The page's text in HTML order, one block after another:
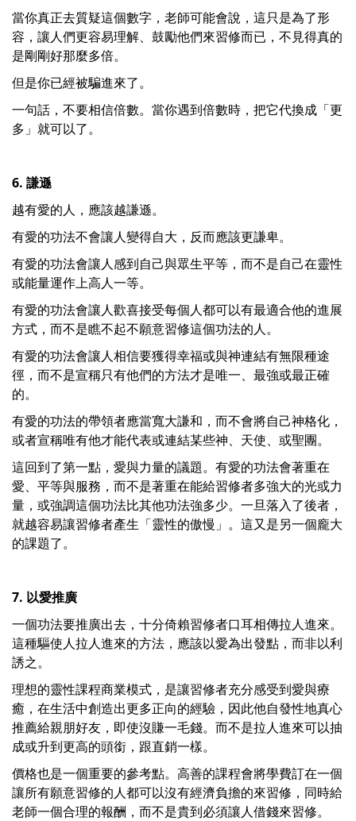
當你真正去質疑這個數字，老師可能會說，這只是為了形
容，讓人們更容易理解、鼓勵他們來習修而已，不見得真的
是剛剛好那麼多倍。
但是你已經被騙進來了。
一句話，不要相信倍數。當你遇到倍數時，把它代換成「更
多」就可以了。
6. 謙遜
越有愛的人，應該越謙遜。
有愛的功法不會讓人變得自大，反而應該更謙卑。
有愛的功法會讓人感到自己與眾生平等，而不是自己在靈性
或能量運作上高人一等。
有愛的功法會讓人歡喜接受每個人都可以有最適合他的進展
方式，而不是瞧不起不願意習修這個功法的人。
有愛的功法會讓人相信要獲得幸福或與神連結有無限種途
徑，而不是宣稱只有他們的方法才是唯一、最強或最正確
的。
有愛的功法的帶領者應當寬大謙和，而不會將自己神格化，
或者宣稱唯有他才能代表或連結某些神、天使、或聖團。
這回到了第一點，愛與力量的議題。有愛的功法會著重在
愛、平等與服務，而不是著重在能給習修者多強大的光或力
量，或強調這個功法比其他功法強多少。一旦落入了後者，
就越容易讓習修者產生「靈性的傲慢」。這又是另一個龐大
的課題了。
7. 以愛推廣
一個功法要推廣出去，十分倚賴習修者口耳相傳拉人進來。
這種驅使人拉人進來的方法，應該以愛為出發點，而非以利
誘之。
理想的靈性課程商業模式，是讓習修者充分感受到愛與療
癒，在生活中創造出更多正向的經驗，因此他自發性地真心
推薦給親朋好友，即使沒賺一毛錢。而不是拉人進來可以抽
成或升到更高的頭銜，跟直銷一樣。
價格也是一個重要的參考點。高善的課程會將學費訂在一個
讓所有願意習修的人都可以沒有經濟負擔的來習修，同時給
老師一個合理的報酬，而不是貴到必須讓人借錢來習修。